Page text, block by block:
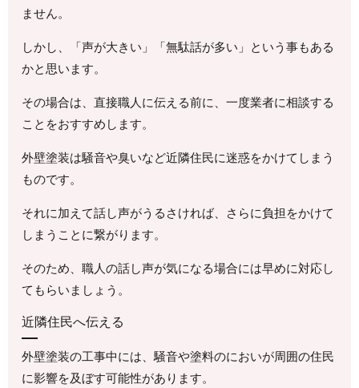
ません。
しかし、「声が大きい」「無駄話が多い」という事もある
かと思います。
その場合は、直接職人に伝える前に、一度業者に相談する
ことをおすすめします。
外壁塗装は騒音や臭いなど近隣住民に迷惑をかけてしまう
ものです。
それに加えて話し声がうるさければ、さらに負担をかけて
しまうことに繋がります。
そのため、職人の話し声が気になる場合には早めに対応し
てもらいましょう。
近隣住民へ伝える
外壁塗装の工事中には、騒音や塗料のにおいが周囲の住民
に影響を及ぼす可能性があります。